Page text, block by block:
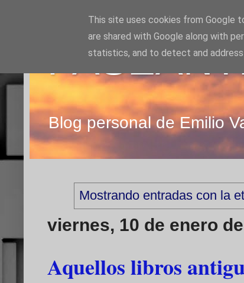
Blog personal de Emilio
Mostrando entradas con la
viernes, 10 de enero
Aquellos libros
This site uses cookies from Google
are shared with Google along with
statistics, and to detect and address